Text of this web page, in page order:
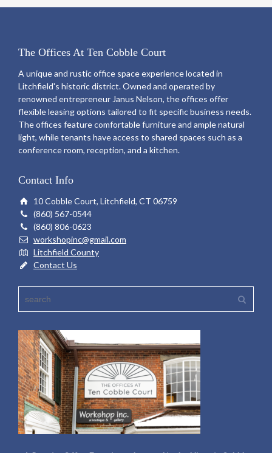
The Offices At Ten Cobble Court
A unique and rustic office space experience located in
Litchfield's historic district. Owned and operated by
renowned entrepreneur Janus Nelson, the offices offer
flexible leasing options tailored to fit specific business needs.
The offices feature comfortable furniture and ample natural
light, while tenants have access to shared spaces such as a
conference room, reception, and a kitchen.
Contact Info
10 Cobble Court, Litchfield, CT 06759
(860) 567-0544
(860) 806-0623
workshopinc@gmail.com
Litchfield County
Contact Us